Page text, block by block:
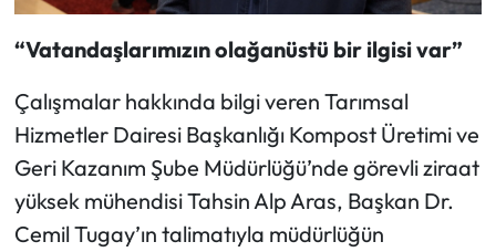
“Vatandaşlarımızın olağanüstü bir ilgisi var”
Çalışmalar hakkında bilgi veren Tarımsal
Hizmetler Dairesi Başkanlığı Kompost Üretimi ve
Geri Kazanım Şube Müdürlüğü’nde görevli ziraat
yüksek mühendisi Tahsin Alp Aras, Başkan Dr.
Cemil Tugay’ın talimatıyla müdürlüğün